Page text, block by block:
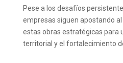
Pese a los desafíos
empresas siguen apostando
estas obras estratégicas para
territorial y el fortalecimiento